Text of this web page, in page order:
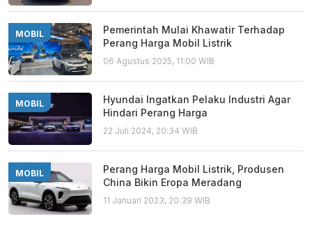
MOBIL
Pemerintah Mulai Khawatir Terhadap
Perang Harga Mobil Listrik
06 Agustus 2025, 11:00 WIB
MOBIL
Hyundai Ingatkan Pelaku Industri Agar
Hindari Perang Harga
22 Juli 2024, 20:34 WIB
MOBIL
Perang Harga Mobil Listrik, Produsen
China Bikin Eropa Meradang
11 Januari 2023, 20:39 WIB